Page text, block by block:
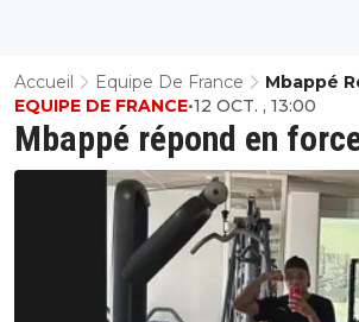
Accueil Equipe De France
Mbappé
Critiques
Mbappé répond en
EQUIPE DE FRANCE•12 OCT. , 13:00